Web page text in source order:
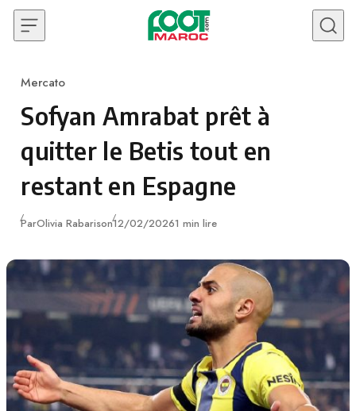
Skip to content
Category
Mercato
Sofyan Amrabat prêt à
quitter le Betis tout en
restant en Espagne
ParOlivia RabarisonPublié
12/02/20261 min lire